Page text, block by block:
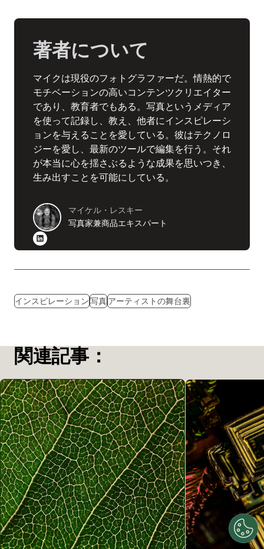
著者について
マイクは現役のフォトグラファーだ。情熱的で
モチベーションの高いコンテンツクリエイター
であり、教育者でもある。写真というメディア
を使って記録し、教え、他者にインスピレーシ
ョンを与えることを愛している。彼はテクノロ
ジーを愛し、最新のツールで編集を行う。それ
が本当に心を揺さぶるような成果を思いつき、
生み出すことを可能にしている。
マイケル・レスキー
写真家兼商品エキスパート
インスピレーション写真アーティストの舞台裏
関連記事：